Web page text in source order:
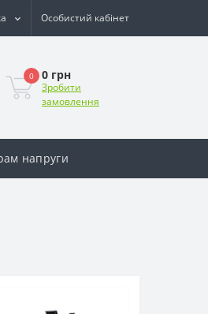
Особистий кабінет
0 0 грн
Зробити
замовлення
напруги